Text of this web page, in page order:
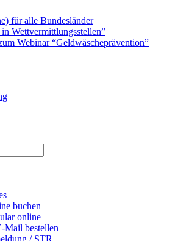
für alle Bundesländer
Wettvermittlungsstellen”
Webinar “Geldwäscheprävention”
buchen
online
Mail bestellen
/ STR